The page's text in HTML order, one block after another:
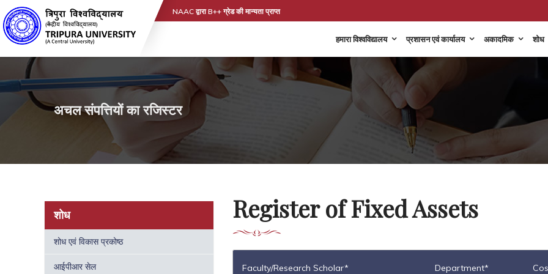
NAAC द्वारा B++ ग्रेड की मान्यता प्राप्त
हमारा विश्वविद्यालय प्रशासन एवं कार्यालय अकादमिक शोध
अचल संपत्तियों का रजिस्टर
शोध
शोध एवं विकास प्रकोष्ठ
आईपीआर सेल
Register of Fixed Assets
Faculty/Research Scholar* Department*